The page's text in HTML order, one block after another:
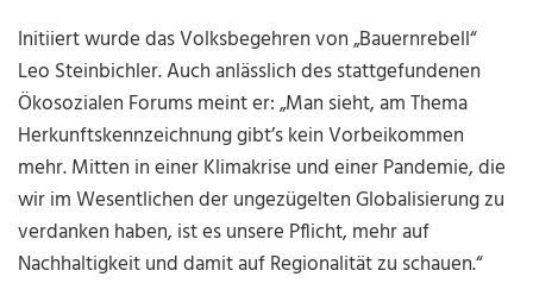
Initiiert wurde das Volksbegehren von „Bauernrebell“
Leo Steinbichler. Auch anlässlich des stattgefundenen
Ökosozialen Forums meint er: „Man sieht, am Thema
Herkunftskennzeichnung gibt’s kein Vorbeikommen
mehr. Mitten in einer Klimakrise und einer Pandemie, die
wir im Wesentlichen der ungezügelten Globalisierung zu
verdanken haben, ist es unsere Pflicht, mehr auf
Nachhaltigkeit und damit auf Regionalität zu schauen.“